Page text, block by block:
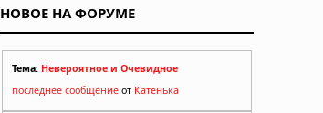
НОВОЕ НА ФОРУМЕ
Тема: Невероятное и Очевидное
последнее сообщение от Катенька